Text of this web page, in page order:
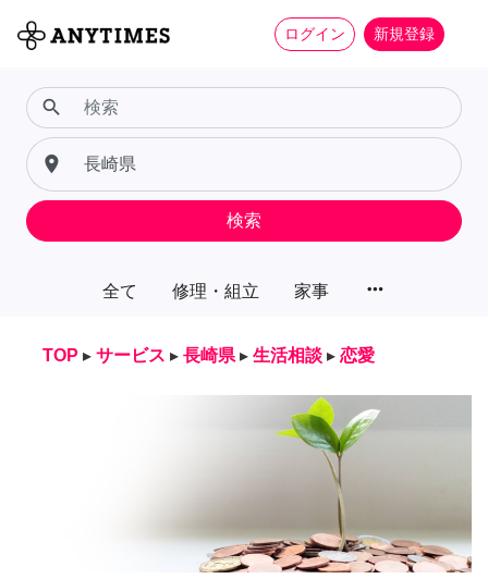
ログイン 新規登録
全て 修理・組立 家事 more_horiz
search
place
検索
TOP ▸ サービス ▸ 長崎県 ▸ 生活相談 ▸ 恋愛